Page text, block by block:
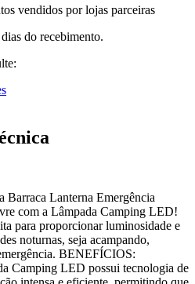
vendidos por lojas parceiras
do recebimento.
Barraca Lanterna Emergência
com a Lâmpada Camping LED!
para proporcionar luminosidade e
noturnas, seja acampando,
BENEFÍCIOS:
Camping LED possui tecnologia de